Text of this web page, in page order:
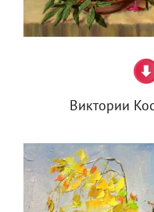
Виктории